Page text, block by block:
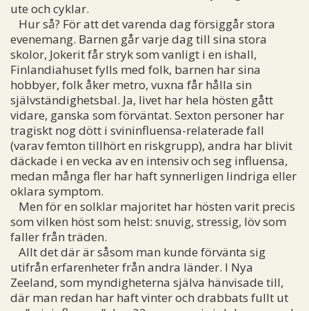
ute och cyklar.
Hur så? För att det varenda dag försiggår stora
evenemang. Barnen går varje dag till sina stora
skolor, Jokerit får stryk som vanligt i en ishall,
Finlandiahuset fylls med folk, barnen har sina
hobbyer, folk åker metro, vuxna får hålla sin
självständighetsbal. Ja, livet har hela hösten gått
vidare, ganska som förväntat. Sexton personer har
tragiskt nog dött i svininfluensa-relaterade fall
(varav femton tillhört en riskgrupp), andra har blivit
däckade i en vecka av en intensiv och seg influensa,
medan många fler har haft synnerligen lindriga eller
oklara symptom.
Men för en solklar majoritet har hösten varit precis
som vilken höst som helst: snuvig, stressig, löv som
faller från träden.
Allt det där är såsom man kunde förvänta sig
utifrån erfarenheter från andra länder. I Nya
Zeeland, som myndigheterna själva hänvisade till,
där man redan har haft vinter och drabbats fullt ut